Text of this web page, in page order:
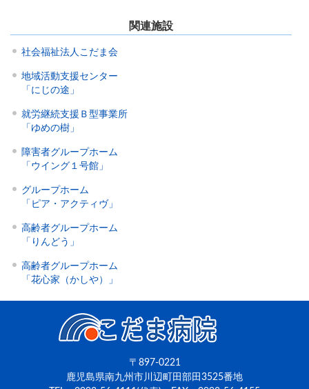
関連施設
社会福祉法人こだま会
地域活動支援センター
「にじの途」
就労継続支援Ｂ型事業所
「ゆめの樹」
障害者グループホーム
「ウイング１号館」
グループホーム
「ピア・アクティヴ」
高齢者グループホーム
「りんどう」
高齢者グループホーム
「花心家（かしや）」
〒897-0221
鹿児島県南九州市川辺町田部田3525番地